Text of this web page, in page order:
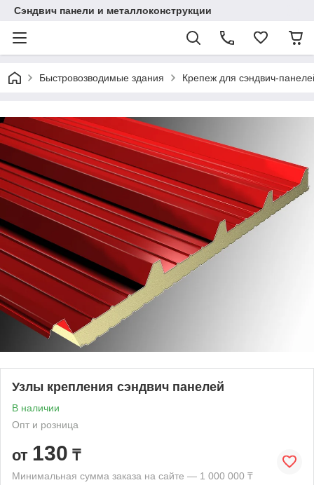
Сэндвич панели и металлоконструкции
Быстровозводимые здания Крепеж для сэндвич-
Узлы крепления сэндвич панелей
В наличии
Опт и розница
от 130 ₸
Минимальная сумма заказа на сайте — 1 000 000 ₸